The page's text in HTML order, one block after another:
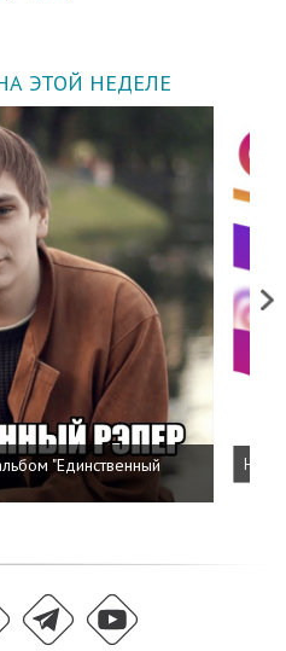
ЭТОЙ НЕДЕЛЕ
"Единственный
Next